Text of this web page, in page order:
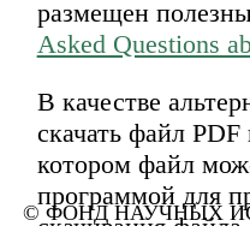
размещен
Asked Questions
В качестве
скачать файл
котором файл
программой для
скачивания
© ФОНД НАУЧНЫХ